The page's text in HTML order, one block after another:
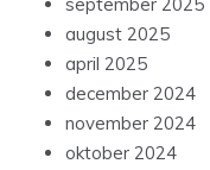
august 2025
april 2025
december 2024
november 2024
oktober 2024